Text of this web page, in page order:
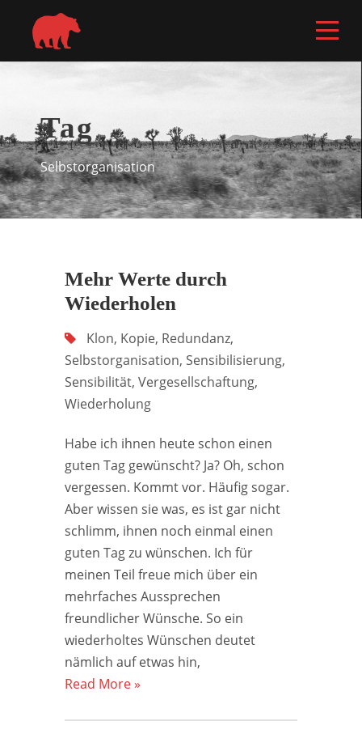
Tag
Selbstorganisation
Mehr Werte durch
Wiederholen
Klon, Kopie, Redundanz,
Selbstorganisation, Sensibilisierung,
Sensibilität, Vergesellschaftung,
Wiederholung
Habe ich ihnen heute schon einen
guten Tag gewünscht? Ja? Oh, schon
vergessen. Kommt vor. Häufig sogar.
Aber wissen sie was, es ist gar nicht
schlimm, ihnen noch einmal einen
guten Tag zu wünschen. Ich für
meinen Teil freue mich über ein
mehrfaches Aussprechen
freundlicher Wünsche. So ein
wiederholtes Wünschen deutet
nämlich auf etwas hin,
Read More »